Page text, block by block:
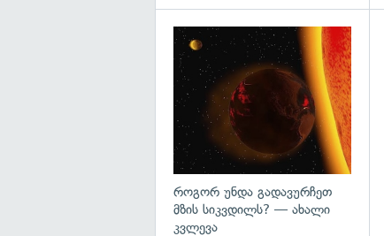
როგორ უნდა გადავურჩეთ
მზის სიკვდილს? — ახალი
კვლევა